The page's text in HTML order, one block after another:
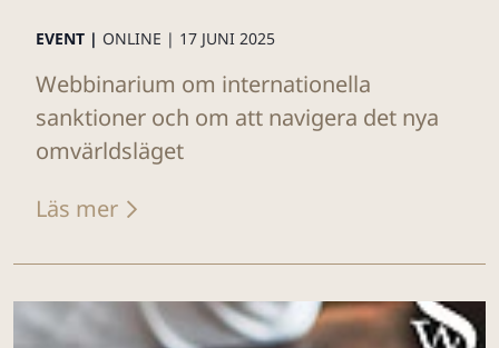
EVENT | ONLINE | 17 JUNI 2025
Webbinarium om internationella
sanktioner och om att navigera det nya
omvärldsläget
Läs mer